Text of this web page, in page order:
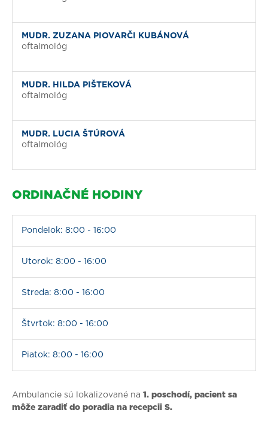
MUDR. ZUZANA PIOVARČI KUBÁNOVÁ
oftalmológ
MUDR. HILDA PIŠTEKOVÁ
oftalmológ
MUDR. LUCIA ŠTÚROVÁ
oftalmológ
ORDINAČNÉ HODINY
Pondelok: 8:00 - 16:00
Utorok: 8:00 - 16:00
Streda: 8:00 - 16:00
Štvrtok: 8:00 - 16:00
Piatok: 8:00 - 16:00
Ambulancie sú lokalizované na 1. poschodí, pacient sa
môže zaradiť do poradia na recepcii S.